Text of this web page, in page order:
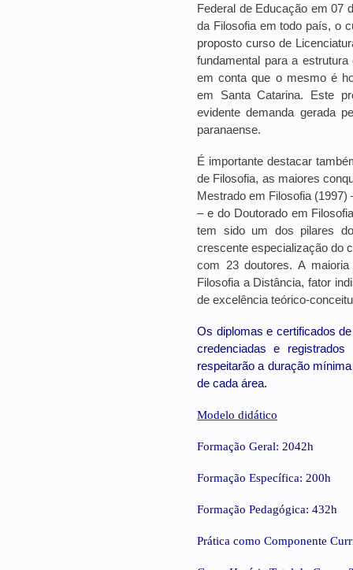
Federal de Educação em 07
da Filosofia em todo país, o
proposto curso de
fundamental para a
em conta que o mesmo é
em Santa Catarina. Este
evidente demanda gerada
paranaense.
É importante destacar
de Filosofia, as maiores
Mestrado em Filosofia
– e do Doutorado em
tem sido um dos pilares
crescente especialização do
com 23 doutores. A
Filosofia a Distância, fator
de excelência teórico-
Os diplomas e certificados
credenciadas e
respeitarão a duração
de cada área.
Modelo didático
Formação Geral: 2042h
Formação Específica: 200h
Formação Pedagógica: 432h
Prática como Componente